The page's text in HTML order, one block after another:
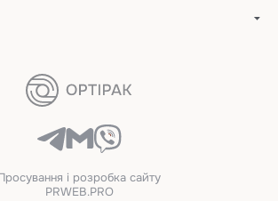
і розробка сайту
PRWEB.PRO